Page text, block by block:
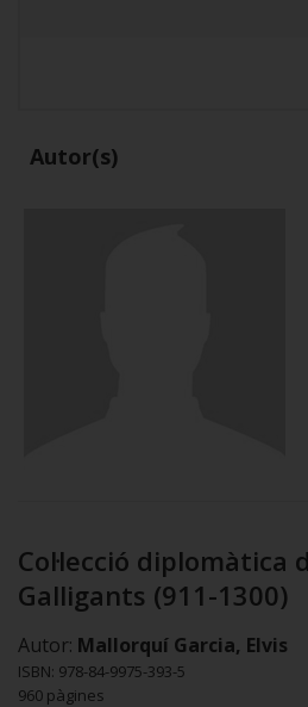
Autor(s)
Col·lecció diplomàtica
Galligants (911-1300)
Autor: Mallorquí Garcia, Elvis
ISBN: 978-84-9975-393-5
960 pàgines